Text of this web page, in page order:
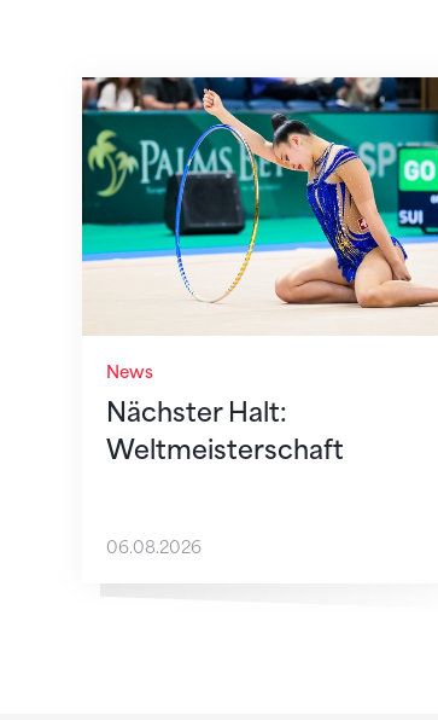
News
Nächster Halt:
Weltmeisterschaft
Nächster Halt: Weltmeisterschaft
06.08.2026